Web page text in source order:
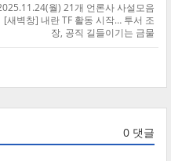
월) 21개 언론사 사설모음
[새벽창] 내란 TF 활동 시작… 투서 조
장, 공직 길들이기는 금물
0 댓글